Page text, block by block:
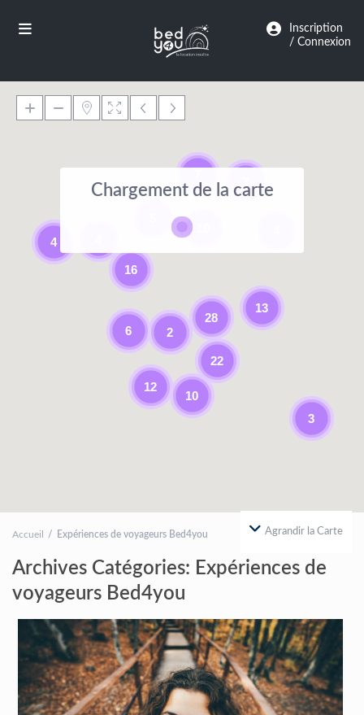
Inscription
/ Connexion
13
22
3
12
16
10
28
4
6 2
Chargement de la carte
Agrandir la Carte
Accueil Expériences de voyageurs Bed4you
Archives Catégories: Expériences de
voyageurs Bed4you